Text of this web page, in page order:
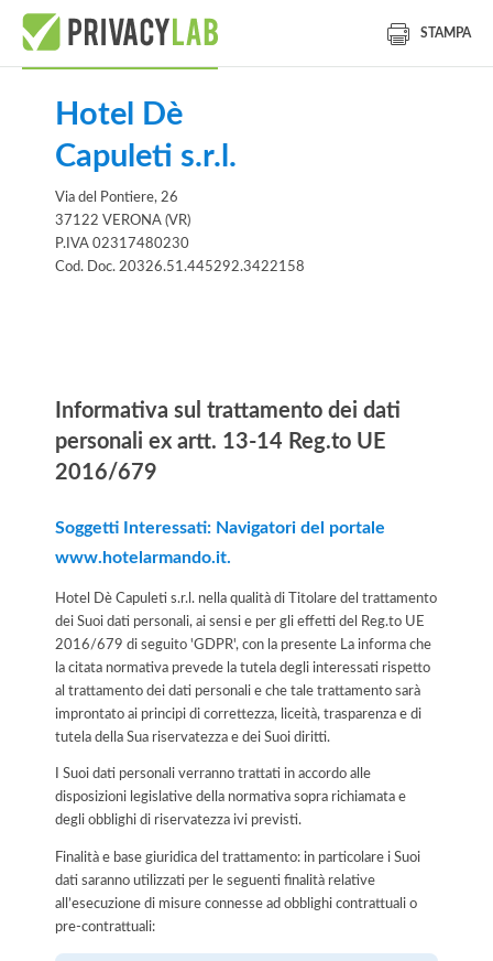
STAMPA
Hotel Dè
Capuleti s.r.l.
Via del Pontiere, 26
37122 VERONA (VR)
P.IVA 02317480230
Cod. Doc. 20326.51.445292.3422158
Informativa sul trattamento dei dati
personali ex artt. 13-14 Reg.to UE
2016/679
Soggetti Interessati: Navigatori del portale
www.hotelarmando.it.
Hotel Dè Capuleti s.r.l. nella qualità di Titolare del trattamento
dei Suoi dati personali, ai sensi e per gli effetti del Reg.to UE
2016/679 di seguito 'GDPR', con la presente La informa che
la citata normativa prevede la tutela degli interessati rispetto
al trattamento dei dati personali e che tale trattamento sarà
improntato ai principi di correttezza, liceità, trasparenza e di
tutela della Sua riservatezza e dei Suoi diritti.
I Suoi dati personali verranno trattati in accordo alle
disposizioni legislative della normativa sopra richiamata e
degli obblighi di riservatezza ivi previsti.
Finalità e base giuridica del trattamento: in particolare i Suoi
dati saranno utilizzati per le seguenti finalità relative
all’esecuzione di misure connesse ad obblighi contrattuali o
pre-contrattuali: